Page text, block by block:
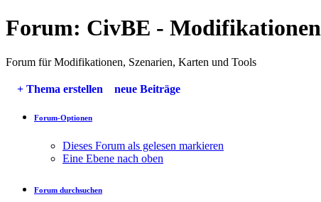
Forum: CivBE - Modifikationen
Forum für Modifikationen, Szenarien, Karten und Tools
+ Thema erstellen neue Beiträge
Forum-Optionen
Dieses Forum als gelesen markieren
Eine Ebene nach oben
Forum durchsuchen